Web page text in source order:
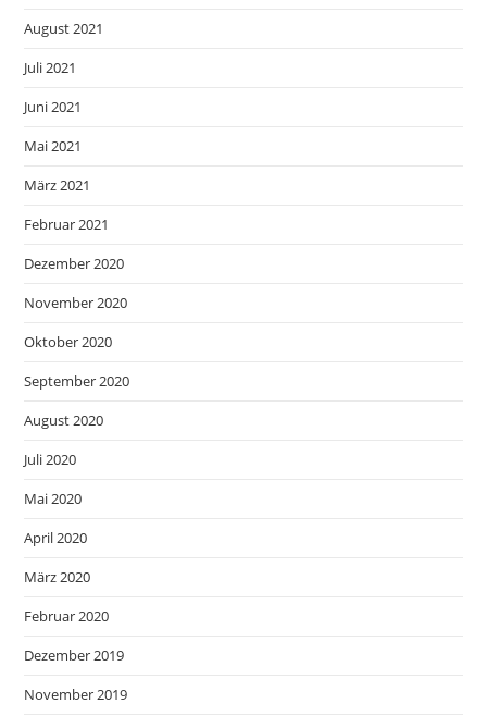
August 2021
Juli 2021
Juni 2021
Mai 2021
März 2021
Februar 2021
Dezember 2020
November 2020
Oktober 2020
September 2020
August 2020
Juli 2020
Mai 2020
April 2020
März 2020
Februar 2020
Dezember 2019
November 2019